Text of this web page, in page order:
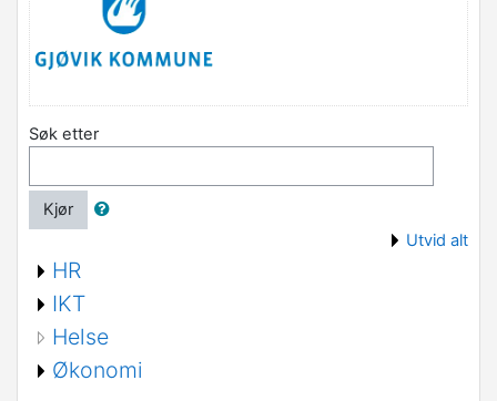
Søk etter
Kjør
Utvid alt
HR
IKT
Helse
Økonomi